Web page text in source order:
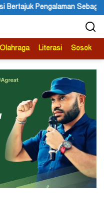
Ketua
Olahraga Literasi Sosok